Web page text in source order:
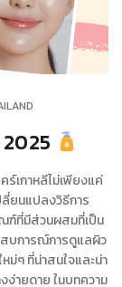
2025
ร์เกาหลีไม่เพียงแค่
ลี่ยนแปลงวิธีการ
ฑ์ที่มีส่วนผสมที่เป็น
สบการณ์การดูแลผิว
ม่ๆ ที่น่าสนใจและน่า
ง่ายดาย ในบทความ